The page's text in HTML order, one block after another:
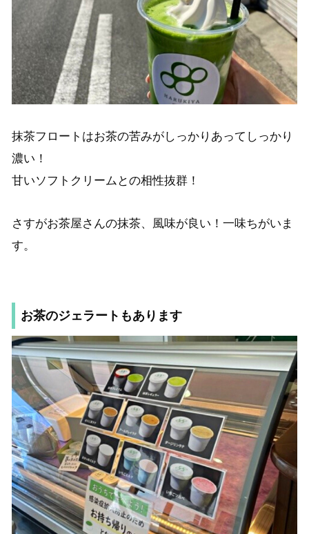
抹茶フロートはお茶の苦みがしっかりあってしっかり
濃い！
甘いソフトクリームとの相性抜群！
さすがお茶屋さんの抹茶、風味が良い！一味ちがいま
す。
お茶のジェラートもあります